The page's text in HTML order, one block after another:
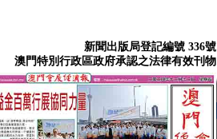
新聞出版局登記編號 336號
澳門特別行政區政府承認之法律有效刊物